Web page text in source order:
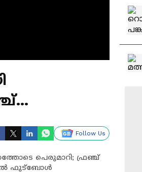
Follow Us
പെരുമാറി; ഫ്രഞ്ച്
ഫുട്ബോൾ